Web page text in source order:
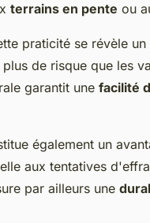
terrains en pente ou
praticité se révèle
plus de risque que les
garantit une facilité
également un
aux tentatives
par ailleurs une